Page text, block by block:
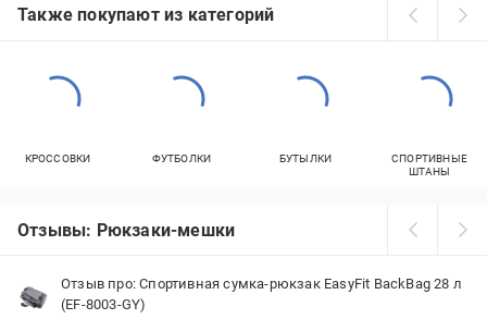
Также покупают из категорий
КРОССОВКИ ФУТБОЛКИ БУТЫЛКИ
СПОРТИВНЫЕ
ШТАНЫ
Отзывы: Рюкзаки-мешки
Отзыв про: Спортивная сумка-рюкзак EasyFit BackBag 28 л
(EF-8003-GY)